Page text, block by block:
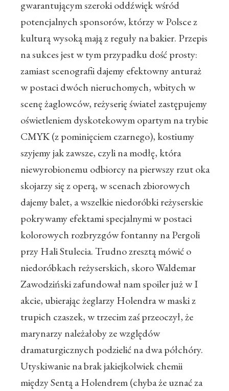
gwarantującym szeroki oddźwięk wśród
potencjalnych sponsorów, którzy w Polsce z
kulturą wysoką mają z reguły na bakier. Przepis
na sukces jest w tym przypadku dość prosty:
zamiast scenografii dajemy efektowny anturaż
w postaci dwóch nieruchomych, wbitych w
scenę żaglowców, reżyserię świateł zastępujemy
oświetleniem dyskotekowym opartym na trybie
CMYK (z pominięciem czarnego), kostiumy
szyjemy jak zawsze, czyli na modłę, która
niewyrobionemu odbiorcy na pierwszy rzut oka
skojarzy się z operą, w scenach zbiorowych
dajemy balet, a wszelkie niedoróbki reżyserskie
pokrywamy efektami specjalnymi w postaci
kolorowych rozbryzgów fontanny na Pergoli
przy Hali Stulecia. Trudno zresztą mówić o
niedoróbkach reżyserskich, skoro Waldemar
Zawodziński zafundował nam spoiler już w I
akcie, ubierając żeglarzy Holendra w maski z
trupich czaszek, w trzecim zaś przeoczył, że
marynarzy należałoby ze względów
dramaturgicznych podzielić na dwa półchóry.
Utyskiwanie na brak jakiejkolwiek chemii
między Sentą a Holendrem (chyba że uznać za